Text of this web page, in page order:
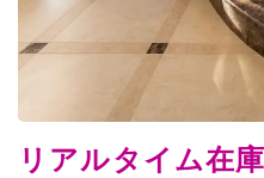
リアルタイム在